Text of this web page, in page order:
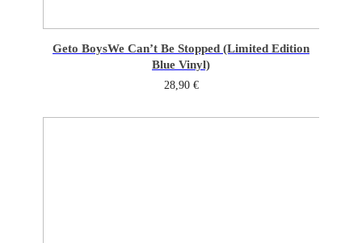
Geto BoysWe Can’t Be Stopped (Limited Edition
Blue Vinyl)
28,90 €